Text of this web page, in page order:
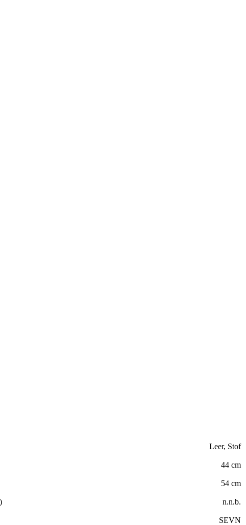
Leer, Stof
44 cm
54 cm
n.n.b.
SEVN